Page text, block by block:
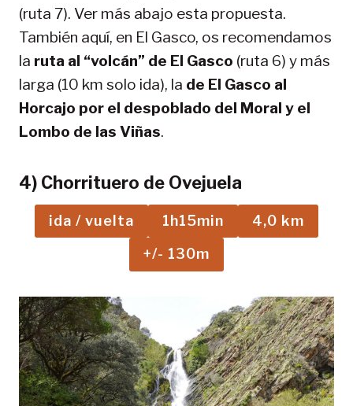
(ruta 7). Ver más abajo esta propuesta.
También aquí, en El Gasco, os recomendamos
la ruta al “volcán” de El Gasco (ruta 6) y más
larga (10 km solo ida), la de El Gasco al
Horcajo por el despoblado del Moral y el
Lombo de las Viñas.
4) Chorrituero de Ovejuela
ida / vuelta 1h15min 4,0 km
+/- 130m